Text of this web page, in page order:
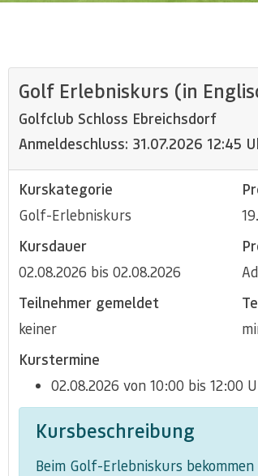
Golf Erlebniskurs (in
Golfclub Schloss Ebreichsdorf
Anmeldeschluss: 31.07.2026 12:45
Kurskategorie
Golf-Erlebniskurs
Kursdauer
02.08.2026 bis 02.08.2026
Teilnehmer gemeldet
keiner
Kurstermine
02.08.2026 von 10:00 bis 12:00
Kursbeschreibung
Beim Golf-Erlebniskurs